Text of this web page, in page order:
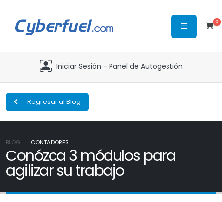
0
Iniciar Sesión - Panel de Autogestión
Regresar al Blog
BLOG CONTADORES
Conózca 3 módulos para
agilizar su trabajo